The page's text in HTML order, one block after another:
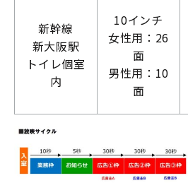
新幹線
デジタルサイ
ネージ
駅看
板
新幹線
新大阪駅
トイレ個室
内
10インチ
女性用：26
面
男性用：10
面